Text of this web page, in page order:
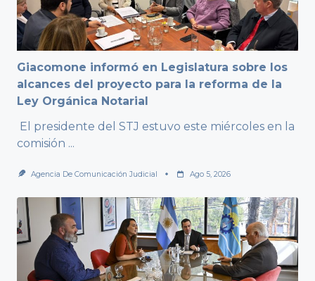
Giacomone informó en Legislatura sobre los
alcances del proyecto para la reforma de la
Ley Orgánica Notarial
El presidente del STJ estuvo este miércoles en la
comisión ...
Agencia De Comunicación Judicial Ago 5, 2026